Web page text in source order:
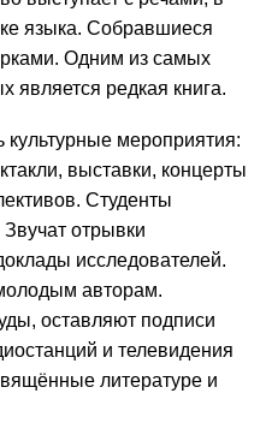
языка. Собравшиеся
Одним из самых
является редкая книга.
культурные мероприятия:
выставки, концерты
Студенты
отрывки
исследователей.
авторам.
оставляют подписи
и телевидения
литературе и